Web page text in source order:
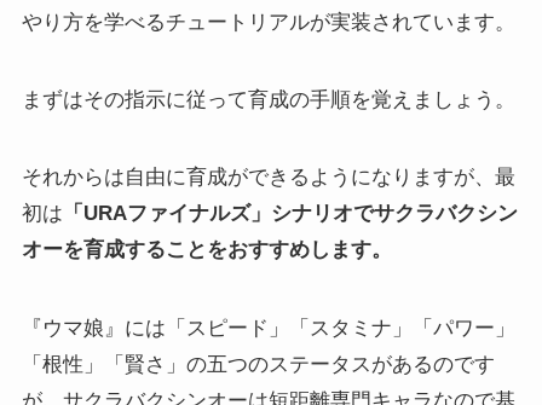
やり方を学べるチュートリアルが実装されています。
まずはその指示に従って育成の手順を覚えましょう。
それからは自由に育成ができるようになりますが、最
初は 「URAファイナルズ」シナリオでサクラバクシン
オーを育成することをおすすめします。
『ウマ娘』には「スピード」「スタミナ」「パワー」
「根性」「賢さ」の五つのステータスがあるのです
が、サクラバクシンオーは短距離専門キャラなので基